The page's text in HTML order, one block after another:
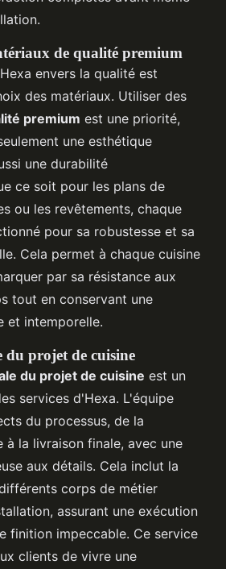
de qualité premium
envers la qualité est
des matériaux. Utiliser des
premium est une priorité,
une esthétique
une durabilité
ce soit pour les plans de
ou les revêtements, chaque
pour sa robustesse et sa
Cela permet à chaque cuisine
par sa résistance aux
tout en conservant une
et intemporelle.
du projet de cuisine
du projet de cuisine est un
services d'Hexa. L'équipe
du processus, de la
la livraison finale, avec une
aux détails. Cela inclut la
corps de métier
assurant une exécution
finition impeccable. Ce service
clients de vivre une